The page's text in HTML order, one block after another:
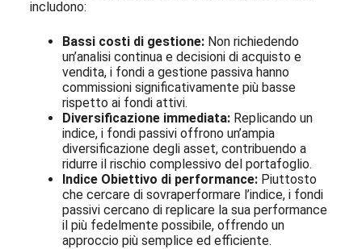
includono:
Bassi costi di gestione:Non richiedendo
un’analisi continua e decisioni di acquisto e
vendita, i fondi a gestione passiva hanno
commissioni significativamente più basse
rispetto ai fondi attivi.
Diversificazione immediata:Replicando un
indice, i fondi passivi offrono un’ampia
diversificazione degli asset, contribuendo a
ridurre il rischio complessivo del portafoglio.
Indice Obiettivo di performance:Piuttosto
che cercare di sovraperformare l’indice, i fondi
passivi cercano di replicare la sua performance
il più fedelmente possibile, offrendo un
approccio più semplice ed efficiente.